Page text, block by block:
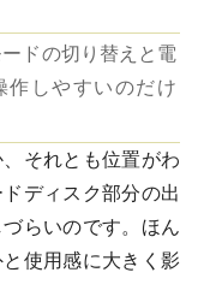
ドの切り替えと電
作しやすいのだけ
それとも位置がわ
ディスク部分の出
らいのです。ほん
使用感に大きく影